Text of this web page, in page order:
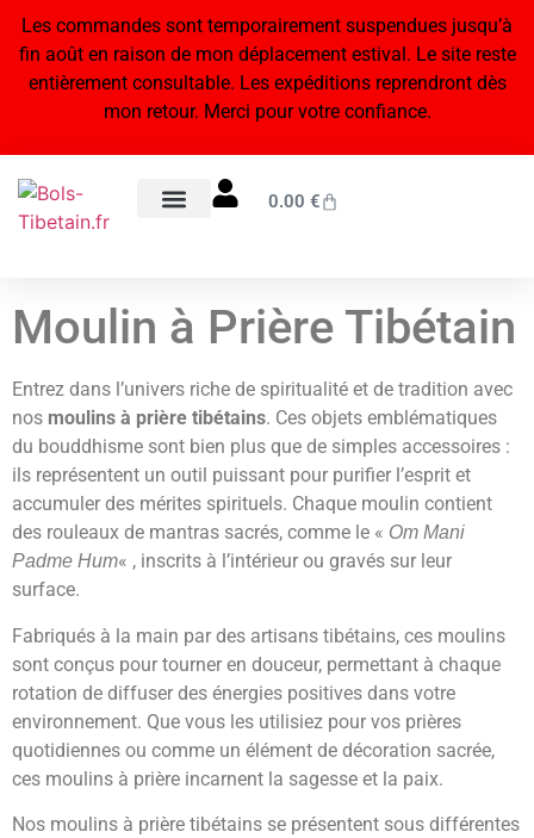
Les commandes sont temporairement suspendues jusqu’à
fin août en raison de mon déplacement estival. Le site reste
entièrement consultable. Les expéditions reprendront dès
mon retour. Merci pour votre confiance.
0.00 €
Moulin à Prière Tibétain
Entrez dans l’univers riche de spiritualité et de tradition avec
nos moulins à prière tibétains. Ces objets emblématiques
du bouddhisme sont bien plus que de simples accessoires :
ils représentent un outil puissant pour purifier l’esprit et
accumuler des mérites spirituels. Chaque moulin contient
des rouleaux de mantras sacrés, comme le « Om Mani
Padme Hum« , inscrits à l’intérieur ou gravés sur leur
surface.
Fabriqués à la main par des artisans tibétains, ces moulins
sont conçus pour tourner en douceur, permettant à chaque
rotation de diffuser des énergies positives dans votre
environnement. Que vous les utilisiez pour vos prières
quotidiennes ou comme un élément de décoration sacrée,
ces moulins à prière incarnent la sagesse et la paix.
Nos moulins à prière tibétains se présentent sous différentes